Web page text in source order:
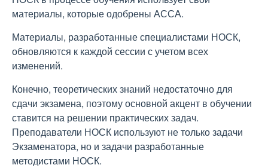
материалы, которые одобрены АССА.
Материалы, разработанные специалистами НОСК,
обновляются к каждой сессии с учетом всех
изменений.
Конечно, теоретических знаний недостаточно для
сдачи экзамена, поэтому основной акцент в обучении
ставится на решении практических задач.
Преподаватели НОСК используют не только задачи
Экзаменатора, но и задачи разработанные
методистами НОСК.